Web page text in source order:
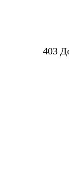
403